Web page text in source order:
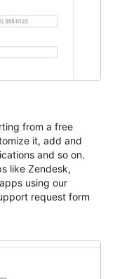
from a free
it, add and
and so on.
like Zendesk,
using our
request form